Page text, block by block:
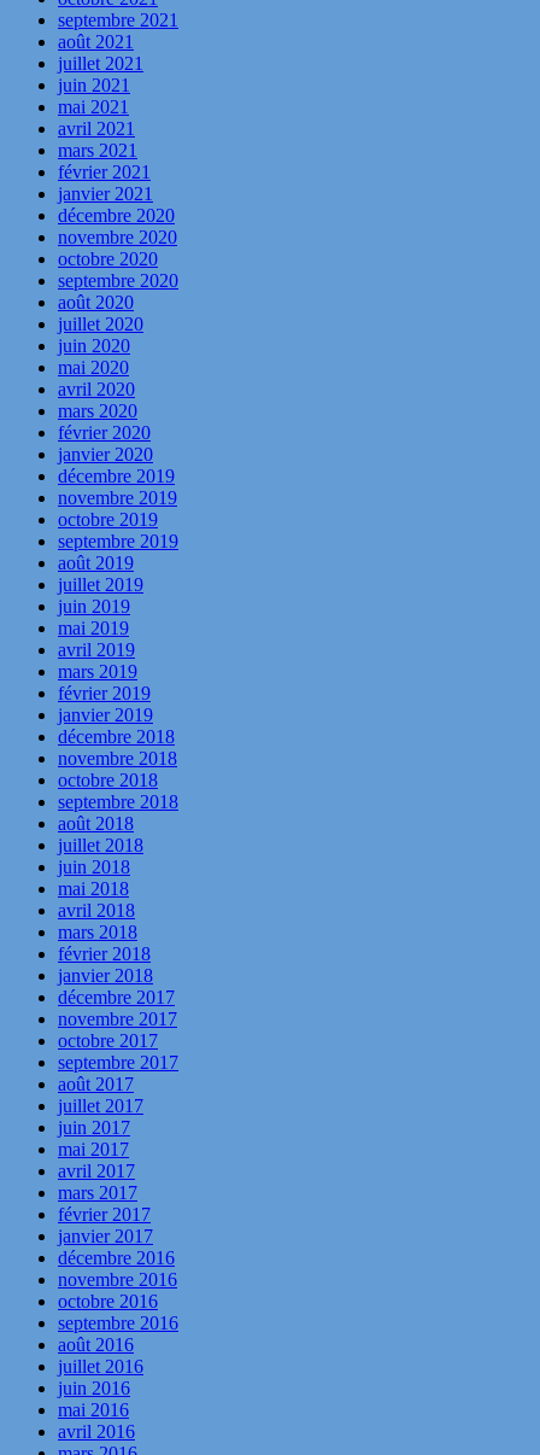
septembre 2021
août 2021
juillet 2021
juin 2021
mai 2021
avril 2021
mars 2021
février 2021
janvier 2021
décembre 2020
novembre 2020
octobre 2020
septembre 2020
août 2020
juillet 2020
juin 2020
mai 2020
avril 2020
mars 2020
février 2020
janvier 2020
décembre 2019
novembre 2019
octobre 2019
septembre 2019
août 2019
juillet 2019
juin 2019
mai 2019
avril 2019
mars 2019
février 2019
janvier 2019
décembre 2018
novembre 2018
octobre 2018
septembre 2018
août 2018
juillet 2018
juin 2018
mai 2018
avril 2018
mars 2018
février 2018
janvier 2018
décembre 2017
novembre 2017
octobre 2017
septembre 2017
août 2017
juillet 2017
juin 2017
mai 2017
avril 2017
mars 2017
février 2017
janvier 2017
décembre 2016
novembre 2016
octobre 2016
septembre 2016
août 2016
juillet 2016
juin 2016
mai 2016
avril 2016